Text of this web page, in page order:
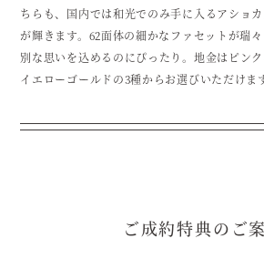
ちらも、国内では和光でのみ手に入るアショ
が輝きます。62面体の細かなファセットが瑞
別な思いを込めるのにぴったり。地金はピンク
イエローゴールドの3種からお選びいただけます
ご成約特典のご